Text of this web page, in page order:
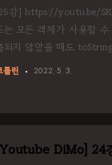
강] https://youtu.be/
는 모든 객체가 사용할
되지 않았을 때도
수박", 1)
틀린 2022. 5. 3.
DiMo] 24